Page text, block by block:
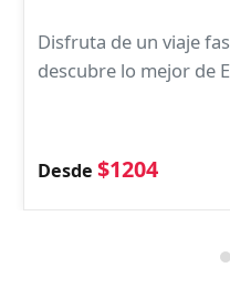
Disfruta de un viaje
descubre lo mejor de
Desde $1204